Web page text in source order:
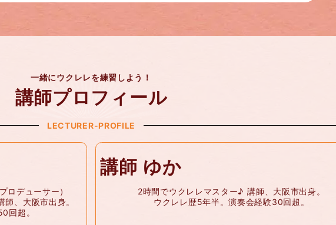
一緒にウクレレを練習しよう！
講師プロフィール
LECTURER-PROFILE
ロデューサー）
、大阪市出身。
回超。
講師 ゆか
2時間でウクレレマスター♪ 講師、大阪市出身。
ウクレレ歴5年半。演奏会経験30回超。